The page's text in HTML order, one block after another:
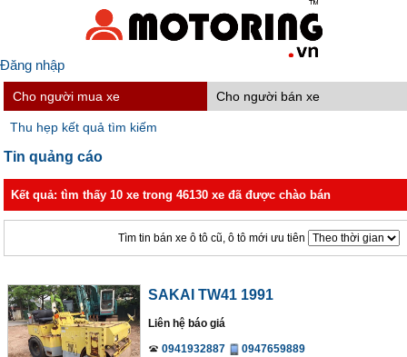
Đăng nhập
Cho người mua xe Cho người bán xe
Thu hẹp kết quả tìm kiếm
Tin quảng cáo
Kết quả: tìm thấy 10 xe trong 46130 xe đã được chào bán
Tìm tin bán xe ô tô cũ, ô tô mới ưu tiên
SAKAI TW41 1991
Liên hệ báo giá
0941932887
0947659889